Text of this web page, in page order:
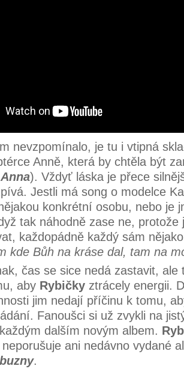
nevzpomínalo, je tu i vtipná
Anně, která by chtěla být
). Vždyť láska je přece
Jestli má song o modelce
konkrétní osobu, nebo je
tak náhodně zase ne, protože
každopádně každý sám
kde Bůh na kráse dal, tam na
čas se sice nedá zastavit, ale
aby Rybičky ztrácely energii.
jim nedají příčinu k tomu,
Fanoušci si už zvykli na
dalším novým albem.
ani nedávno vydané
.